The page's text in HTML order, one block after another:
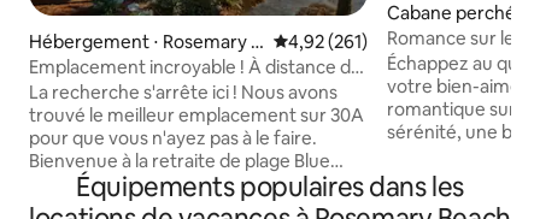
Hébergement ⋅ Rosemary B
each
Évaluation moyenne sur la
4,92 (261)
Emplacement incroyable ! À distance de
marche de Rosemary, de la piscine et de
la plage
La recherche s'arrête ici ! Nous avons
trouvé le meilleur emplacement sur 30A
pour que vous n'ayez pas à le faire.
Bienvenue à la retraite de plage Blue
Skies. Garez votre voiture et marchez
jusqu'au meilleur de 30A. Profitez de la
Cabane perchée ⋅
a Beach
Romance sur le
Échappez au
votre bien-aimé
romantique sur le bayou.
sérénité, une
Profitez d'un
avec beaucoup
Équipements populaires dans les